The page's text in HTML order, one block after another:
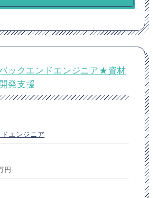
バックエンドエンジニア★資材
発支援
エンジニア
円